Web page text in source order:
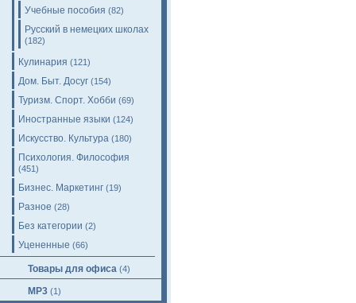
Учебные пособия (82)
Русский в немецких школах
(182)
Кулинария (121)
Дом. Быт. Досуг (154)
Туризм. Спорт. Хобби (69)
Иностранные языки (124)
Искусство. Культура (180)
Психология. Философия
(451)
Бизнес. Маркетинг (19)
Разное (28)
Без категории (2)
Уцененные (66)
Товары для офиса (4)
MP3 (1)